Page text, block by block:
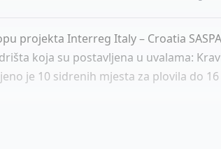
projekta Interreg Italy – Croatia
koja su postavljena u uvalama:
je 10 sidrenih mjesta za plovila do